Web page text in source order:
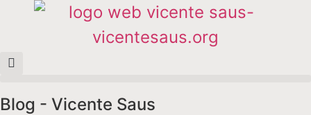
Blog - Vicente Saus